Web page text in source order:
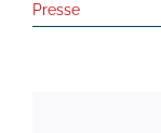
Presse